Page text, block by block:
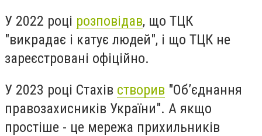
У 2022 році розповідав, що ТЦК
"викрадає і катує людей", і що ТЦК не
зареєстровані офіційно.
У 2023 році Стахів створив "Обʼєднання
правозахисників України". А якщо
простіше - це мережа прихильників